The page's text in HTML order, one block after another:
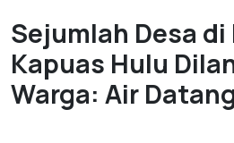
Sejumlah Desa di
Kapuas Hulu
Warga: Air